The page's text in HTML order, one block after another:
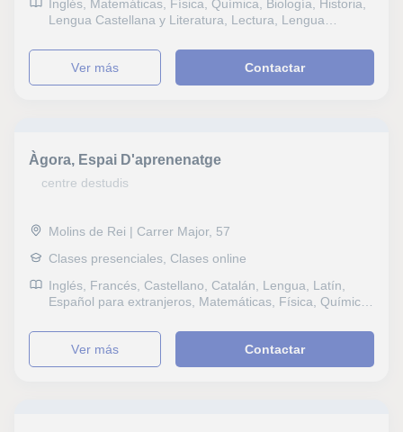
Inglés, Matemáticas, Física, Química, Biología, Historia,
Lengua Castellana y Literatura, Lectura, Lengua
Todos los cursos, Primaria, Matemáticas aplicadas
ver más
Contactar
Àgora, Espai D'aprenenatge
centre destudis
Molins de Rei | Carrer Major, 57
Clases presenciales, Clases online
Inglés, Francés, Castellano, Catalán, Lengua, Latín,
Español para extranjeros, Matemáticas, Física, Química,
Estadística, Otras ciencias, Electrotecnia, Geología,
Álgebra, Bioquímica, Genética, Ciencias Ambientales,
Sociales, Historia, Filosofía, Lengua Castellana y
ver más Contactar